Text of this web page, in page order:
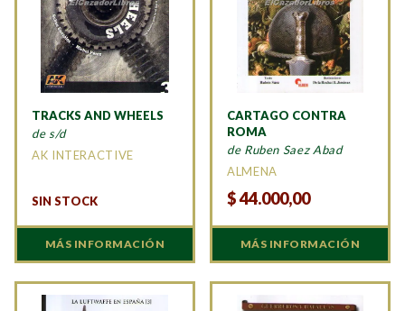
TRACKS AND WHEELS
de s/d
AK INTERACTIVE
SIN STOCK
MÁS INFORMACIÓN
CARTAGO CONTRA
ROMA
de Ruben Saez Abad
ALMENA
$44.000,00
MÁS INFORMACIÓN